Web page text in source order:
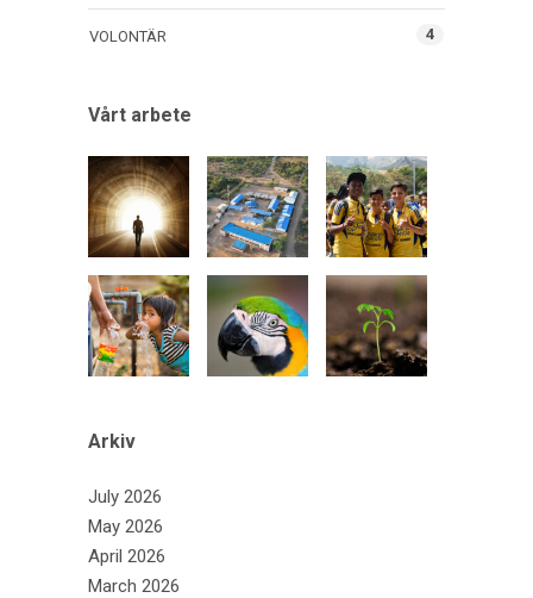
VOLONTÄR 4
Vårt arbete
Arkiv
July 2026
May 2026
April 2026
March 2026